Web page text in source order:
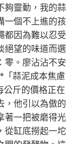
夠靈動，我的蒜
一個不上進的孩
都因為難以忍受
絕望的味道而選
零。廖沾沾不安
「蒜泥成本焦慮
公斤的價格正在
，他引以為傲的
著一把被磨得光
從缸底撈起一坨